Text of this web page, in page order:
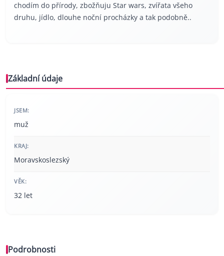
chodím do přírody, zbožňuju Star wars, zvířata všeho
druhu, jídlo, dlouhe noční procházky a tak podobně..
Základní údaje
JSEM:
muž
KRAJ:
Moravskoslezský
VĚK:
32 let
Podrobnosti